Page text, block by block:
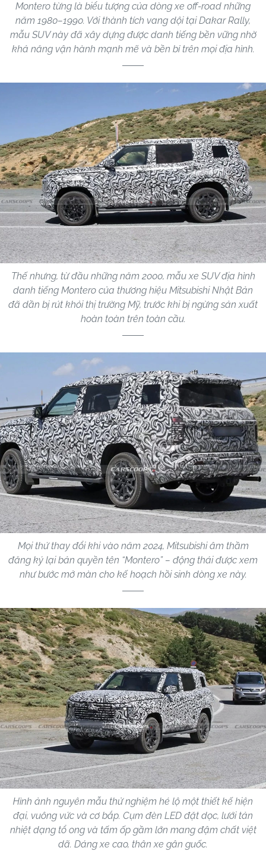
Montero từng là biểu tượng của dòng xe off-road những
năm 1980–1990. Với thành tích vang dội tại Dakar Rally,
mẫu SUV này đã xây dựng được danh tiếng bền vững nhờ
khả năng vận hành mạnh mẽ và bền bỉ trên mọi địa hình.
Thế nhưng, từ đầu những năm 2000, mẫu xe SUV địa hình
danh tiếng Montero của thương hiệu Mitsubishi Nhật Bản
đã dần bị rút khỏi thị trường Mỹ, trước khi bị ngừng sản xuất
hoàn toàn trên toàn cầu.
Mọi thứ thay đổi khi vào năm 2024, Mitsubishi âm thầm
đăng ký lại bản quyền tên “Montero” – động thái được xem
như bước mở màn cho kế hoạch hồi sinh dòng xe này.
Hình ảnh nguyên mẫu thử nghiệm hé lộ một thiết kế hiện
đại, vuông vức và cơ bắp. Cụm đèn LED đặt dọc, lưới tản
nhiệt dạng tổ ong và tấm ốp gầm lớn mang đậm chất việt
dã. Dáng xe cao, thân xe gân guốc.